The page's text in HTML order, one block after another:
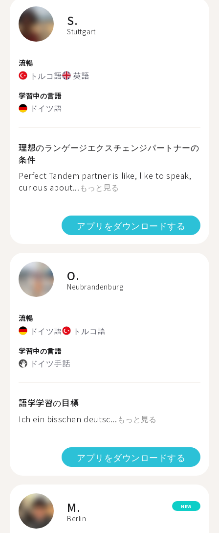
S.
Stuttgart
流暢
トルコ語 英語
学習中の言語
ドイツ語
理想のランゲージエクスチェンジパートナーの
条件
Perfect Tandem partner is like, like to speak,
curious about... もっと見る
アプリをダウンロードする
O.
Neubrandenburg
流暢
ドイツ語 トルコ語
学習中の言語
ドイツ手話
語学学習の目標
Ich ein bisschen deutsc... もっと見る
アプリをダウンロードする
M.
Berlin
NEW